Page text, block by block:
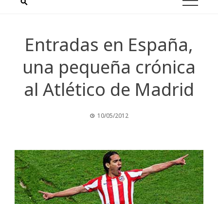
Entradas en España,
una pequeña crónica
al Atlético de Madrid
10/05/2012